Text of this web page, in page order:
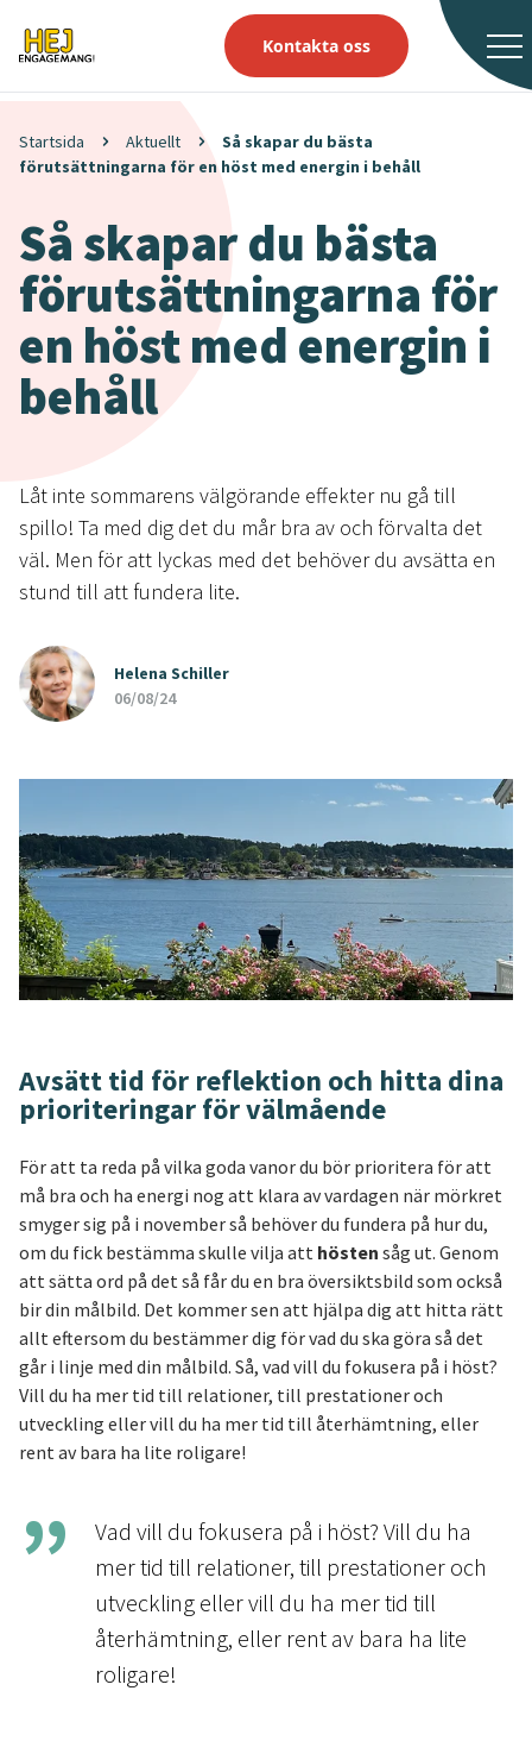
Kontakta oss
Startsida Aktuellt
Så skapar du bästa
förutsättningarna för en höst med energin i behåll
Så skapar du bästa
förutsättningarna för
en höst med energin i
behåll
Låt inte sommarens välgörande effekter nu gå till
spillo! Ta med dig det du mår bra av och förvalta det
väl. Men för att lyckas med det behöver du avsätta en
stund till att fundera lite.
Helena Schiller
06/08/24
Avsätt tid för reflektion och hitta dina
prioriteringar för välmående
För att ta reda på vilka goda vanor du bör prioritera för att
må bra och ha energi nog att klara av vardagen när mörkret
smyger sig på i november så behöver du fundera på hur du,
om du fick bestämma skulle vilja att hösten såg ut. Genom
att sätta ord på det så får du en bra översiktsbild som också
bir din målbild. Det kommer sen att hjälpa dig att hitta rätt
allt eftersom du bestämmer dig för vad du ska göra så det
går i linje med din målbild. Så, vad vill du fokusera på i höst?
Vill du ha mer tid till relationer, till prestationer och
utveckling eller vill du ha mer tid till återhämtning, eller
rent av bara ha lite roligare!
Vad vill du fokusera på i höst? Vill du ha
mer tid till relationer, till prestationer och
utveckling eller vill du ha mer tid till
återhämtning, eller rent av bara ha lite
roligare!